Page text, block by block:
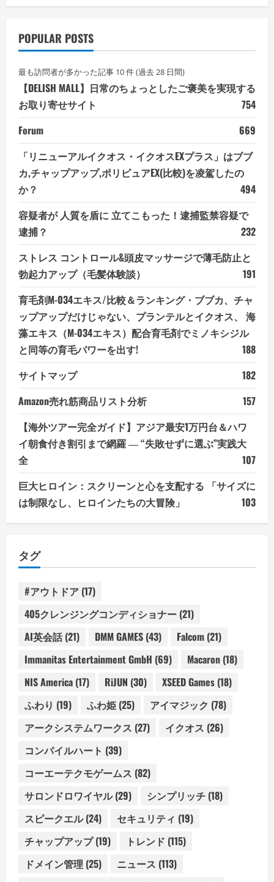
POPULAR POSTS
最も訪問者が多かった記事 10 件 (過去 28 日間)
【DELISH MALL】日常のちょっとしたご褒美を実現する
お取り寄せサイト
754
Forum
669
「リニューアルイクオス・イクオスEXプラス」はブブ
カ,チャップアップ,ポリピュアEX(比較)を凌駕したの
か？
494
容疑者が 人質を盾に 立てこもった！逮捕監禁容疑で
逮捕？
232
ストレス コントロール&頭皮マッサージで薄毛防止と
勃起力アップ（毛髪体験談）
191
育毛剤M-034エキス/比較＆ランキング・ブブカ、チャ
ップアップだけじゃない、プランテルとイクオス、 海
藻エキス（M-034エキス）配合育毛剤でミノキシジル
と同等の育毛パワーを出す!
188
サイトマップ
182
Amazon売れ筋商品リスト分析
157
【海外ツアー完全ガイド】アジア最安1万円台＆ハワ
イ朝食付き割引まで網羅 ― “失敗せずに選ぶ”実践大
全
107
巨大ヒロイン：スクリーンと心を支配する 「サイズに
は制限なし、ヒロインたちの大冒険」
103
タグ
#アウトドア (17)
405クレンジングコンディショナー (21)
AI英会話(21) DMM GAMES (43) Falcom (21)
Immanitas Entertainment GmbH (69) Macaron (18)
NIS America (17) RiJUN (30) XSEED Games (18)
ふわり (19) ふわ姫 (25) アイマジック (78)
アークシステムワークス (27) イクオス (26)
コンパイルハート (39)
コーエーテクモゲームス (82)
サロンドロワイヤル(29) シンプリッチ (18)
スピークエル(24) セキュリティ (19)
チャップアップ(19) トレンド (115)
ドメイン管理 (25) ニュース (113)